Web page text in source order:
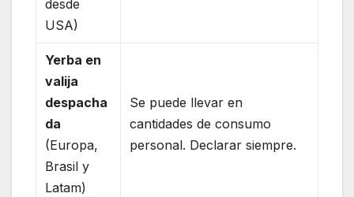
desde
USA)
Yerba en
valija
despacha
da
(Europa,
Brasil y
Latam)
Se puede llevar en
cantidades de consumo
personal. Declarar siempre.